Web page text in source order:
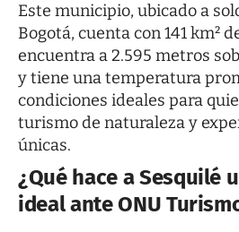
Este municipio, ubicado a
Bogotá, cuenta con 141 km²
encuentra a 2.595 metros
y tiene una temperatura
condiciones ideales para
turismo de naturaleza y
únicas.
¿Qué hace a Sesquilé
ideal ante ONU